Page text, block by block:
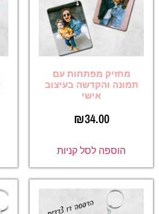
מחזיק מפתחות עם
תמונה והקדשה בעיצוב
אישי
₪34.00
הוספה לסל קניות